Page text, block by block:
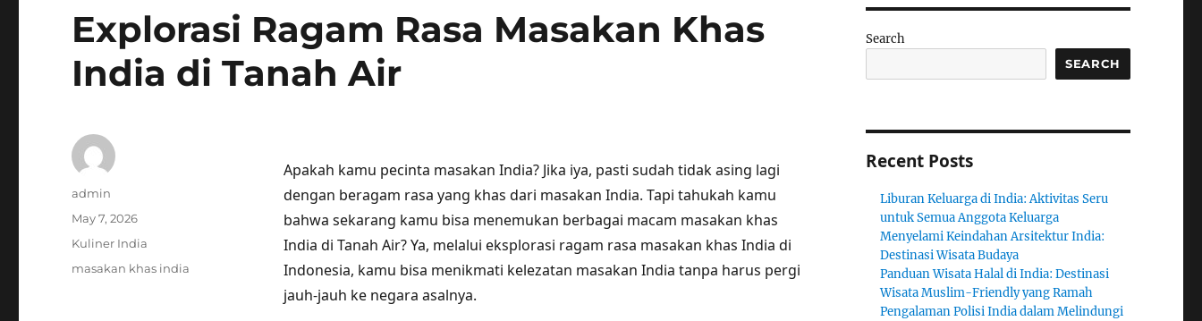
Explorasi Ragam Rasa Masakan Khas
India di Tanah Air
Apakah kamu pecinta masakan India? Jika iya, pasti sudah tidak asing lagi
dengan beragam rasa yang khas dari masakan India. Tapi tahukah kamu
bahwa sekarang kamu bisa menemukan berbagai macam masakan khas
India di Tanah Air? Ya, melalui eksplorasi ragam rasa masakan khas India di
Indonesia, kamu bisa menikmati kelezatan masakan India tanpa harus pergi
jauh-jauh ke negara asalnya.
Author
admin
Posted
May 7, 2026
Categories
Kuliner India
Tags
masakan khas india
Search
SEARCH
Recent Posts
Liburan Keluarga di India: Aktivitas Seru
untuk Semua Anggota Keluarga
Menyelami Keindahan Arsitektur India:
Destinasi Wisata Budaya
Panduan Wisata Halal di India: Destinasi
Wisata Muslim-Friendly yang Ramah
Pengalaman Polisi India dalam Melindungi